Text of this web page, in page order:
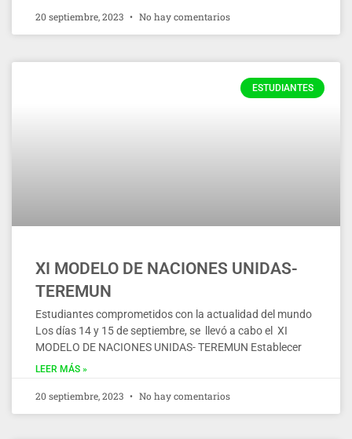
20 septiembre, 2023 No hay comentarios
ESTUDIANTES
XI MODELO DE NACIONES UNIDAS-
TEREMUN
Estudiantes comprometidos con la actualidad del mundo
Los días 14 y 15 de septiembre, se llevó a cabo el XI
MODELO DE NACIONES UNIDAS- TEREMUN Establecer
LEER MÁS »
20 septiembre, 2023 No hay comentarios